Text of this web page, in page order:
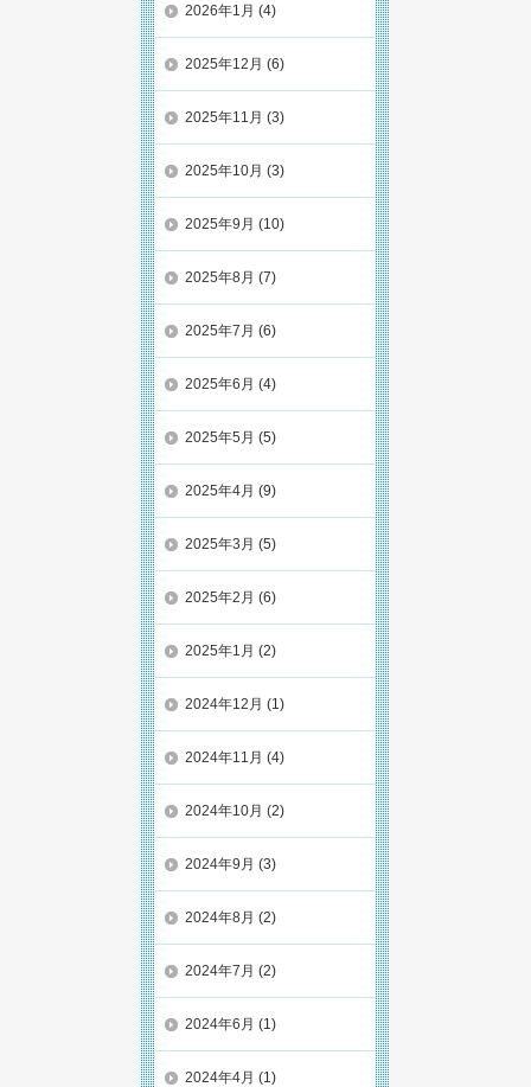
2026年1月 (4)
2025年12月 (6)
2025年11月 (3)
2025年10月 (3)
2025年9月 (10)
2025年8月 (7)
2025年7月 (6)
2025年6月 (4)
2025年5月 (5)
2025年4月 (9)
2025年3月 (5)
2025年2月 (6)
2025年1月 (2)
2024年12月 (1)
2024年11月 (4)
2024年10月 (2)
2024年9月 (3)
2024年8月 (2)
2024年7月 (2)
2024年6月 (1)
2024年4月 (1)